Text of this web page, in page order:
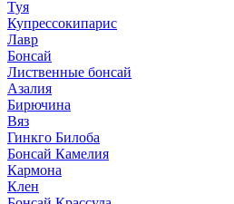
Туя
Купрессокипарис
Лавр
Бонсай
Лиственные бонсай
Азалия
Бирючина
Вяз
Гинкго Билоба
Бонсай Камелия
Кармона
Клен